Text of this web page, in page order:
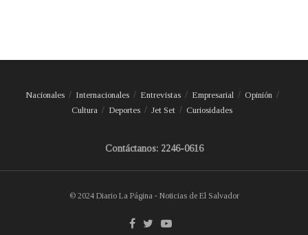
Nacionales Internacionales Entrevistas Empresarial
Opinión
Cultura
Deportes Jet Set Curiosidades
Contáctanos: 2246-0616
© 2024 Diario La Página - Noticias de El Salvador